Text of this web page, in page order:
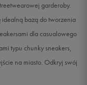
garderoby.
idealną bazą do tworzenia
dla casualowego
typu chunky sneakers,
na miasto. Odkryj swój